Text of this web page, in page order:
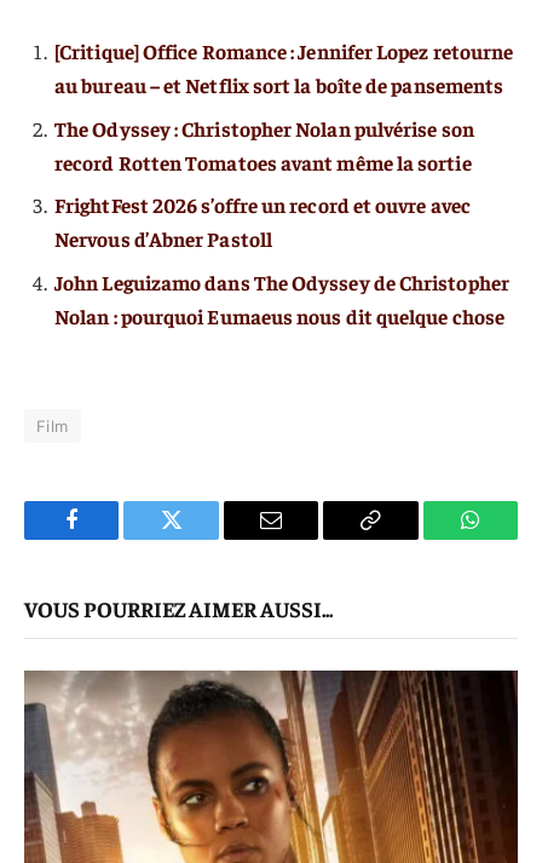
[Critique] Office Romance : Jennifer Lopez retourne
au bureau – et Netflix sort la boîte de pansements
The Odyssey : Christopher Nolan pulvérise son
record Rotten Tomatoes avant même la sortie
FrightFest 2026 s’offre un record et ouvre avec
Nervous d’Abner Pastoll
John Leguizamo dans The Odyssey de Christopher
Nolan : pourquoi Eumaeus nous dit quelque chose
Film
Facebook Twitter
E-
Copier
VOUS POURRIEZ AIMER AUSSI...